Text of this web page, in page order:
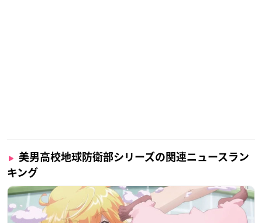
美男高校地球防衛部シリーズの関連ニュースラン
キング